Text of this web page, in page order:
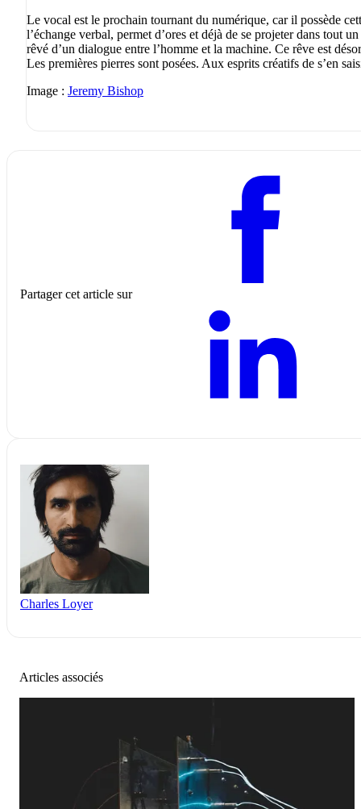
Le vocal est le prochain tournant du numérique, car il possède
l’échange verbal, permet d’ores et déjà de se projeter dans tout
rêvé d’un dialogue entre l’homme et la machine. Ce rêve est
Les premières pierres sont posées. Aux esprits créatifs de s’en
Image : Jeremy Bishop
Partager cet article sur
Charles Loyer
Articles associés